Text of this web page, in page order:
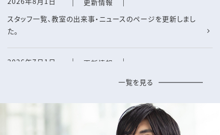
発表しました。
2026年3月31日
きまして、2026年度大阪公立大学呼吸器内科医局説明会を開
催いたします。奮ってご参加ください。
更新情報
スタッフ一覧、教室の出来事・ニュースのページを更新しまし
た。
2026年7月1日
更新情報
スタッフ一覧、大阪呼吸疾患診療ネットワーク、桃蹊会（大阪公
一覧を見る